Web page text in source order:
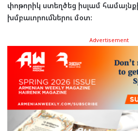
փոթորիկ ստեղծեց իսլամ
խմբաւորումներու մօտ:
Advertisement